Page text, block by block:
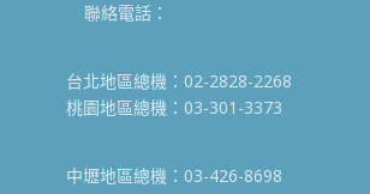
聯絡電話：
台北地區總機：02-2828-2268
桃園地區總機：03-301-3373
中壢地區總機：03-426-8698